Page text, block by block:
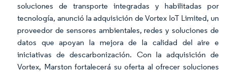
soluciones de transporte integradas y habilitadas por
tecnología, anunció la adquisición de Vortex IoT Limited, un
proveedor de sensores ambientales, redes y soluciones de
datos que apoyan la mejora de la calidad del aire e
iniciativas de descarbonización. Con la adquisición de
Vortex, Marston fortalecerá su oferta al ofrecer soluciones